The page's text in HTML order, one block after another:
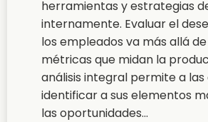
herramientas y estrategias
internamente. Evaluar el
los empleados va más allá
métricas que midan la
análisis integral permite a
identificar a sus elementos
las oportunidades...